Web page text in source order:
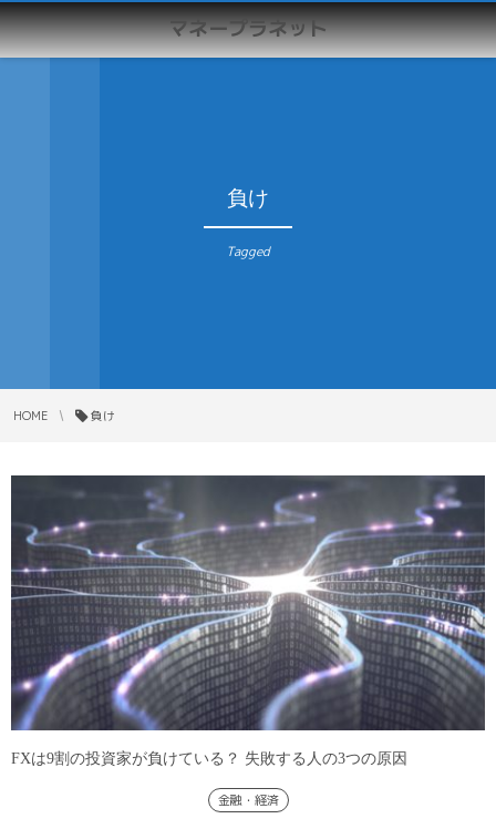
マネープラネット
負け
Tagged
HOME 負け
FXは9割の投資家が負けている？ 失敗する人の3つの原因
金融・経済